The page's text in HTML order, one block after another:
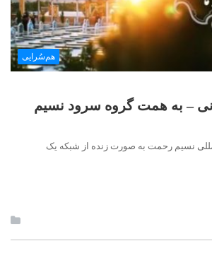
هم‌سُرایی
– به همت گروه سرود نسیم
نسیم رحمت به صورت زنده از شبکه یک